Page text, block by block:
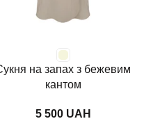
на запах з бежевим
кантом
UAH